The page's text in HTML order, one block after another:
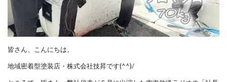
皆さん、こんにちは。
地域密着型塗装店・株式会社技昇です(^^)/